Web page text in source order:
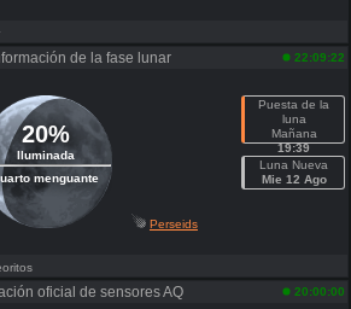
de la fase lunar 22:09:22
20%
Iluminada
menguante
Puesta de la
luna
Mañana
19:39
Luna Nueva
Mie 12 Ago
Perseids
oficial de sensores AQ 20:00:00